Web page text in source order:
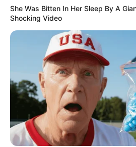
20:44 / 06 Avqust 2026
Zelenski Ceyhun
She Was Bitten In Her Sleep By A
Shocking Video